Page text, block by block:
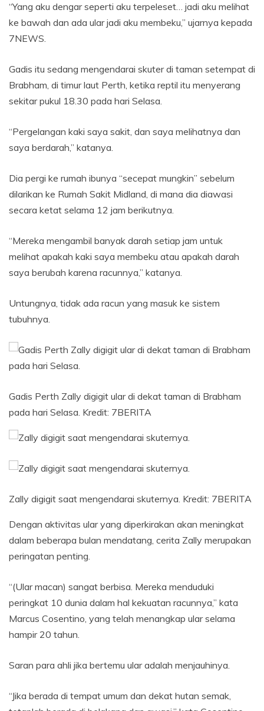
“Yang aku dengar seperti aku terpeleset… jadi aku melihat
ke bawah dan ada ular jadi aku membeku,” ujarnya kepada
7NEWS.
Gadis itu sedang mengendarai skuter di taman setempat di
Brabham, di timur laut Perth, ketika reptil itu menyerang
sekitar pukul 18.30 pada hari Selasa.
“Pergelangan kaki saya sakit, dan saya melihatnya dan
saya berdarah,” katanya.
Dia pergi ke rumah ibunya “secepat mungkin” sebelum
dilarikan ke Rumah Sakit Midland, di mana dia diawasi
secara ketat selama 12 jam berikutnya.
“Mereka mengambil banyak darah setiap jam untuk
melihat apakah kaki saya membeku atau apakah darah
saya berubah karena racunnya,” katanya.
Untungnya, tidak ada racun yang masuk ke sistem
tubuhnya.
Gadis Perth Zally digigit ular di dekat taman di Brabham
pada hari Selasa. Kredit: 7BERITA
Zally digigit saat mengendarai skuternya. Kredit: 7BERITA
Dengan aktivitas ular yang diperkirakan akan meningkat
dalam beberapa bulan mendatang, cerita Zally merupakan
peringatan penting.
“(Ular macan) sangat berbisa. Mereka menduduki
peringkat 10 dunia dalam hal kekuatan racunnya,” kata
Marcus Cosentino, yang telah menangkap ular selama
hampir 20 tahun.
Saran para ahli jika bertemu ular adalah menjauhinya.
“Jika berada di tempat umum dan dekat hutan semak,